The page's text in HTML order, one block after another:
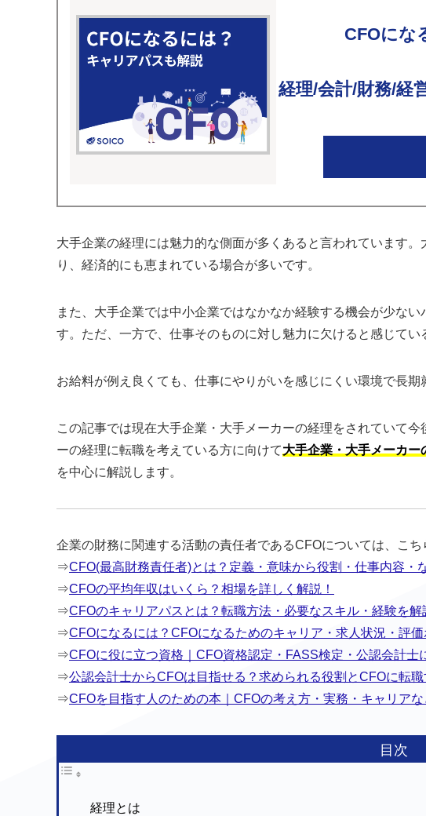
CFOにな
経理/会計/財務/経
大手企業の経理には魅力的な側面が多くあると言われています
り、経済的にも恵まれている場合が多いです。
また、大手企業では中小企業ではなかなか経験する機会が少な
す。ただ、一方で、仕事そのものに対し魅力に欠けると感じてい
お給料が例え良くても、仕事にやりがいを感じにくい環境で長
この記事では現在大手企業・大手メーカーの経理をされていて
ーの経理に転職を考えている方に向けて大手企業・大手メーカ
を中心に解説します。
企業の財務に関連する活動の責任者であるCFOについては、こち
⇒CFO(最高財務責任者)とは？定義・意味から役割・仕事内容・
⇒CFOの平均年収はいくら？相場を詳しく解説！
⇒CFOのキャリアパスとは？転職方法・必要なスキル・経験を解
⇒CFOになるには？CFOになるためのキャリア・求人状況・評
⇒CFOに役に立つ資格｜CFO資格認定・FASS検定・公認会計士
⇒公認会計士からCFOは目指せる？求められる役割とCFOに転
⇒CFOを目指す人のための本｜CFOの考え方・実務・キャリア
目次
経理とは